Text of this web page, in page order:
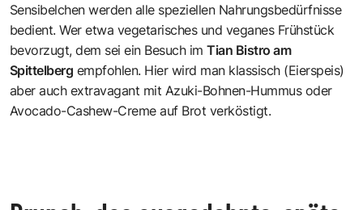
Sensibelchen werden alle speziellen Nahrungsbedürfnisse
bedient. Wer etwa vegetarisches und veganes Frühstück
bevorzugt, dem sei ein Besuch imTian Bistro am
Spittelberg empfohlen. Hier wird man klassisch (Eierspeis)
aber auch extravagant mit Azuki-Bohnen-Hummus oder
Avocado-Cashew-Creme auf Brot verköstigt.